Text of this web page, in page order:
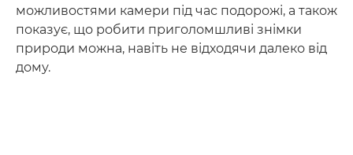
можливостями камери під час подорожі, а також
показує, що робити приголомшливі знімки
природи можна, навіть не відходячи далеко від
дому.